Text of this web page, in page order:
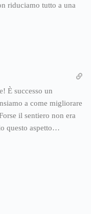
riduciamo tutto a una
È successo un
a come migliorare
il sentiero non era
questo aspetto…